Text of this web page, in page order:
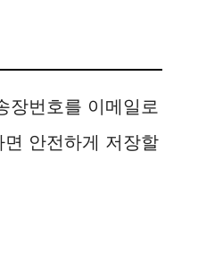
장번호를 이메일로
안전하게 저장할